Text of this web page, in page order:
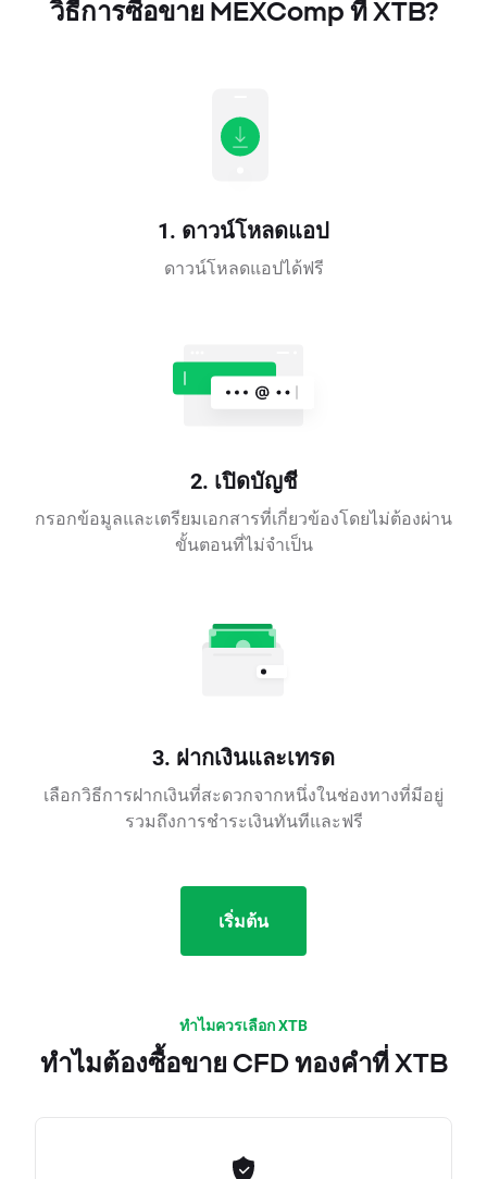
วิธีการซื้อขาย MEXComp ที่ XTB?
1. ดาวน์โหลดแอป
ดาวน์โหลดแอปได้ฟรี
2. เปิดบัญชี
กรอกข้อมูลและเตรียมเอกสารที่เกี่ยวข้องโดยไม่ต้องผ่าน
ขั้นตอนที่ไม่จำเป็น
3. ฝากเงินและเทรด
เลือกวิธีการฝากเงินที่สะดวกจากหนึ่งในช่องทางที่มีอยู่
รวมถึงการชำระเงินทันทีและฟรี
เริ่มต้น
ทำไมควรเลือก XTB
ทำไมต้องซื้อขาย CFD ทองคำที่ XTB